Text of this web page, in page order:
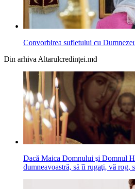
Convorbirea sufletului cu
Din arhiva Altarulcredinței.md
Dacă Maica Domnului şi Domnul
dumneavoastră, să îi rugaţi, vă rog,